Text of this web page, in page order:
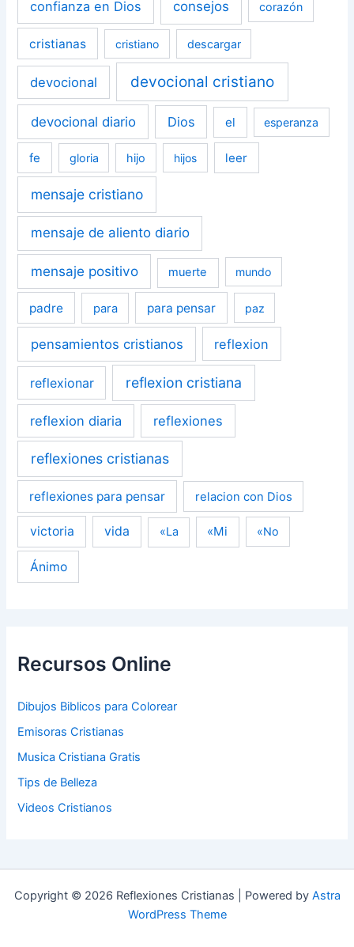
confianza en Dios consejos corazón
cristianas cristiano descargar
devocional devocional cristiano
devocional diario Dios el esperanza
fe gloria hijo hijos leer
mensaje cristiano
mensaje de aliento diario
mensaje positivo muerte mundo
padre para para pensar paz
pensamientos cristianos reflexion
reflexionar reflexion cristiana
reflexion diaria reflexiones
reflexiones cristianas
reflexiones para pensar relacion con Dios
victoria vida «La «Mi «No
Ánimo
Recursos Online
Dibujos Biblicos para Colorear
Emisoras Cristianas
Musica Cristiana Gratis
Tips de Belleza
Videos Cristianos
Copyright © 2026 Reflexiones Cristianas | Powered by Astra
WordPress Theme